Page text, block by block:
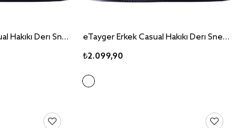
eTayger Unisex Casual Hakiki Deri Sneaker Ayakkabı E-3085
eTayger Erkek Casual Hakiki Deri Sneaker Ayakkabı-E-3089
₺2.099,90